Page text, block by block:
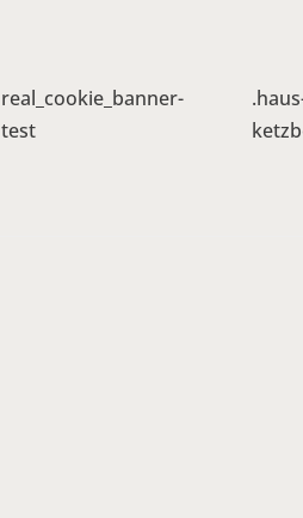
real_cookie_banner-
test